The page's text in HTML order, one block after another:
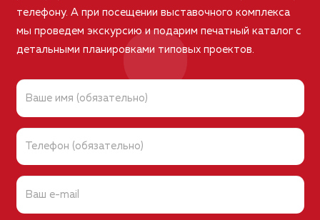
телефону. А при посещении выставочного комплекса
мы проведем экскурсию и подарим печатный каталог с
детальными планировками типовых проектов.